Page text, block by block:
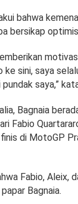
bahwa
bersikap
sini, saya
saya,”
Bagnaia
Fabio
di MotoGP
Fabio, Aleix,
Bagnaia.